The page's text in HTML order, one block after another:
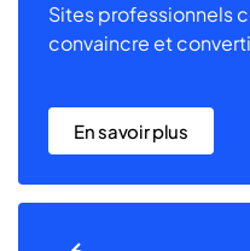
Sites professionnels
convaincre et
En savoir plus